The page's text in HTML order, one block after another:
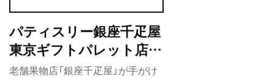
パティスリー銀座千疋屋
東京ギフトパレット店
（パティスリーぎんざせ
老舗果物店「銀座千疋屋」が手がけ